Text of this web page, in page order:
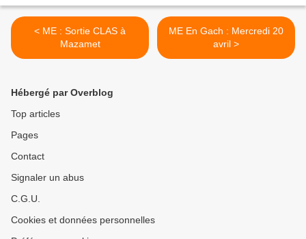
< ME : Sortie CLAS à
Mazamet
ME En Gach : Mercredi 20
avril >
Hébergé par Overblog
Top articles
Pages
Contact
Signaler un abus
C.G.U.
Cookies et données personnelles